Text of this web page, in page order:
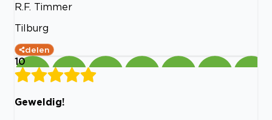
R.F. Timmer
Tilburg
delen
10
Geweldig!